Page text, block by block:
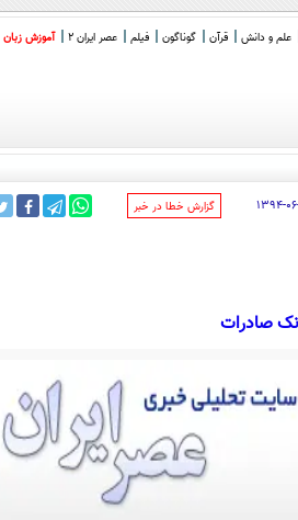
علم و دانش قرآن گوناگون فیلم عصر ایران 2 آموزش زبان
‌گزارش خطا در خبر
صادرات